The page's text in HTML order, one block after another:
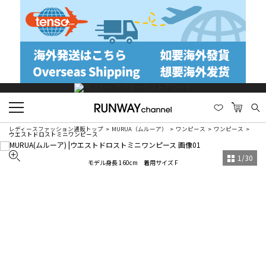
レディースファッション通販トップ MURUA（ムルーア） ワンピース ワンピース
ウエストドロストミニワンピース
モデル身長 160cm 着用サイズ F 1 /30